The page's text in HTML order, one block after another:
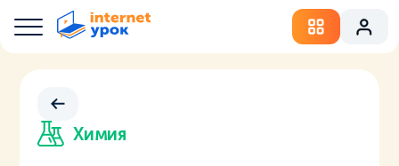
Химия